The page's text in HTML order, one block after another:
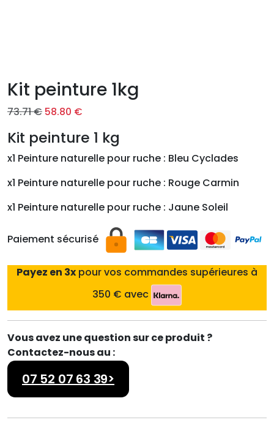
Kit peinture 1kg
73.71€ L
p
r
x
n
t
a
t
3
58.80 €
p
r
x
c
u
l
5
8
0
Kit peinture 1 kg
x1 Peinture naturelle pour ruche : Bleu Cyclades
x1 Peinture naturelle pour ruche : Rouge Carmin
x1 Peinture naturelle pour ruche : Jaune Soleil
Paiement sécurisé
Payez en 3x pour vos commandes supérieures à
350 € avec
Vous avez une question sur ce produit ?
Contactez-nous au :
07 52 07 63 39>